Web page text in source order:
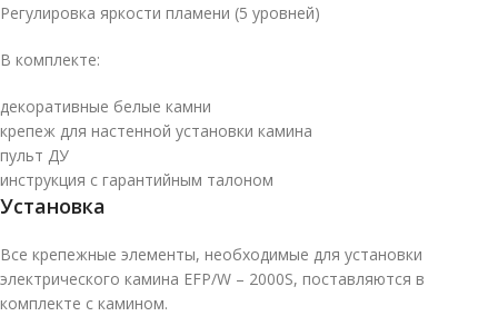
Регулировка яркости пламени (5 уровней)
В комплекте:
декоративные белые камни
крепеж для настенной установки камина
пульт ДУ
инструкция с гарантийным талоном
Установка
Все крепежные элементы, необходимые для установки
электрического камина EFP/W – 2000S, поставляются в
комплекте с камином.